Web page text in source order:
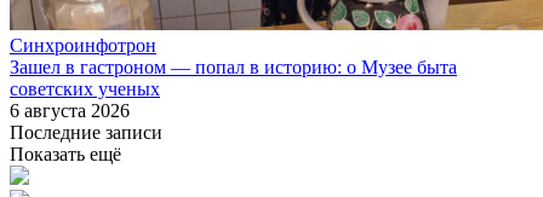
Синхроинфотрон
Зашел в гастроном — попал в историю: о Музее быта
советских ученых
6 августа 2026
Последние записи
Показать ещё